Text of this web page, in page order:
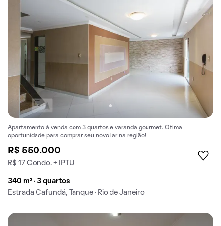
Apartamento à venda com 3 quartos e varanda gourmet. Ótima
oportunidade para comprar seu novo lar na região!
R$ 550.000
R$ 17 Condo. + IPTU
340 m² · 3 quartos
Estrada Cafundá, Tanque · Rio de Janeiro